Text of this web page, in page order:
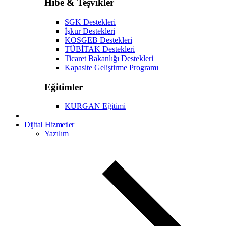
Hibe & Teşvikler
SGK Destekleri
İşkur Destekleri
KOSGEB Destekleri
TÜBİTAK Destekleri
Ticaret Bakanlığı Destekleri
Kapasite Geliştirme Programı
Eğitimler
KURGAN Eğitimi
Dijital Hizmetler
Yazılım